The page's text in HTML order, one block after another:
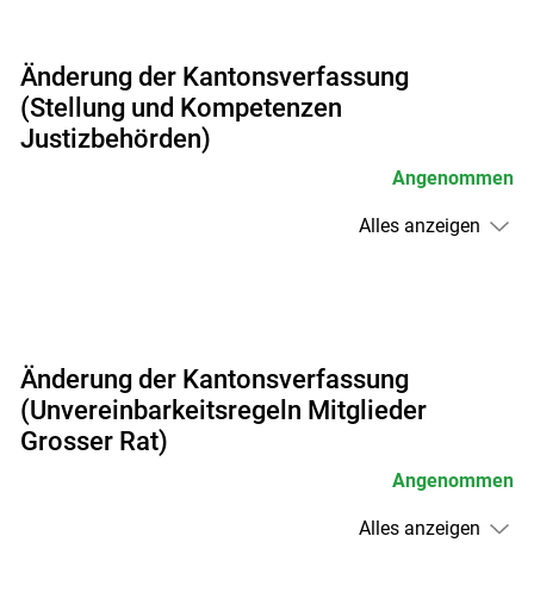
Änderung der Kantonsverfassung
(Stellung und Kompetenzen
Justizbehörden)
Angenommen
Alles anzeigen
Änderung der Kantonsverfassung
(Unvereinbarkeitsregeln Mitglieder
Grosser Rat)
Angenommen
Alles anzeigen